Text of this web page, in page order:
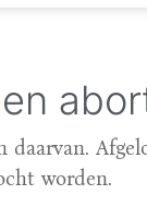
worden.